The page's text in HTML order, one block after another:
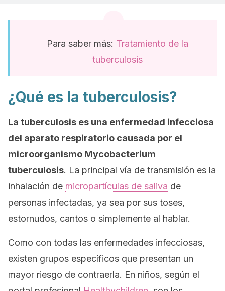
Para saber más: Tratamiento de la
tuberculosis
¿Qué es la tuberculosis?
La tuberculosis es una enfermedad infecciosa
del aparato respiratorio causada por el
microorganismo Mycobacterium
tuberculosis. La principal vía de transmisión es la
inhalación de micropartículas de saliva de
personas infectadas, ya sea por sus toses,
estornudos, cantos o simplemente al hablar.
Como con todas las enfermedades infecciosas,
existen grupos específicos que presentan un
mayor riesgo de contraerla. En niños, según el